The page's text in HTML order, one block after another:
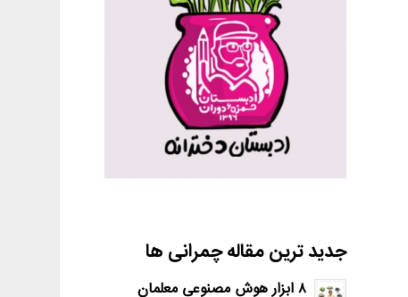
جدید ترین مقاله چمرانی ها
۸ ابزار هوش مصنوعی معلمان